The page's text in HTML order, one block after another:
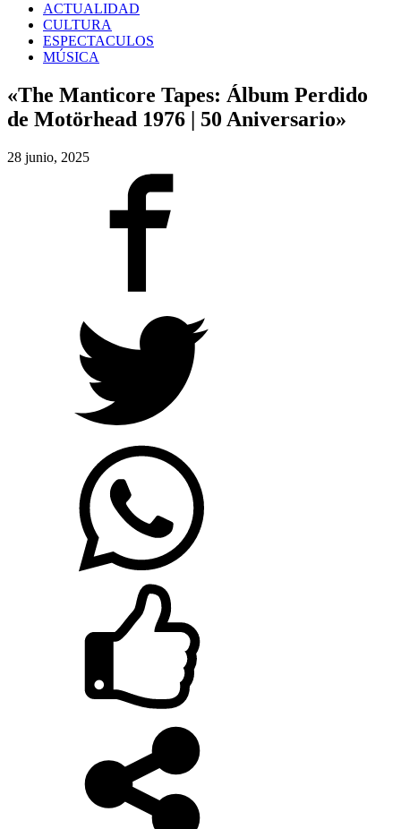
ACTUALIDAD
CULTURA
ESPECTACULOS
MÚSICA
«The Manticore Tapes: Álbum Perdido
de Motörhead 1976 | 50 Aniversario»
28 junio, 2025